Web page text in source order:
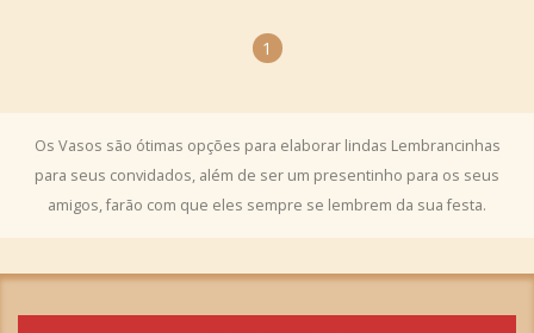
1
Os Vasos são ótimas opções para elaborar lindas Lembrancinhas
para seus convidados, além de ser um presentinho para os seus
amigos, farão com que eles sempre se lembrem da sua festa.